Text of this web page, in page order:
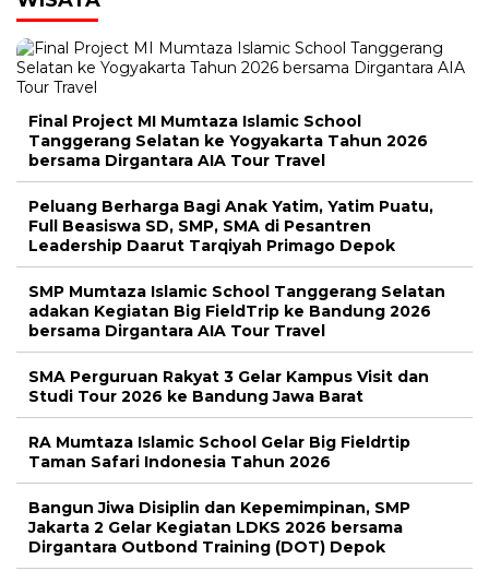
Final Project MI Mumtaza Islamic School
Tanggerang Selatan ke Yogyakarta Tahun 2026
bersama Dirgantara AIA Tour Travel
Peluang Berharga Bagi Anak Yatim, Yatim Puatu,
Full Beasiswa SD, SMP, SMA di Pesantren
Leadership Daarut Tarqiyah Primago Depok
SMP Mumtaza Islamic School Tanggerang Selatan
adakan Kegiatan Big FieldTrip ke Bandung 2026
bersama Dirgantara AIA Tour Travel
SMA Perguruan Rakyat 3 Gelar Kampus Visit dan
Studi Tour 2026 ke Bandung Jawa Barat
RA Mumtaza Islamic School Gelar Big Fieldrtip
Taman Safari Indonesia Tahun 2026
Bangun Jiwa Disiplin dan Kepemimpinan, SMP
Jakarta 2 Gelar Kegiatan LDKS 2026 bersama
Dirgantara Outbond Training (DOT) Depok